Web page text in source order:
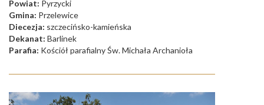
Powiat: Pyrzycki
Gmina: Przelewice
Diecezja: szczecińsko-kamieńska
Dekanat: Barlinek
Parafia: Kościół parafialny Św. Michała Archanioła